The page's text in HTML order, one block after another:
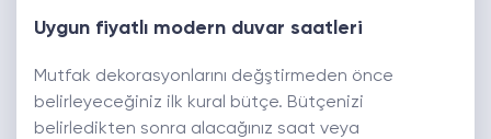
Uygun fiyatlı modern duvar saatleri
Mutfak dekorasyonlarını değştirmeden önce
belirleyeceğiniz ilk kural bütçe. Bütçenizi
belirledikten sonra alacağınız saat veya